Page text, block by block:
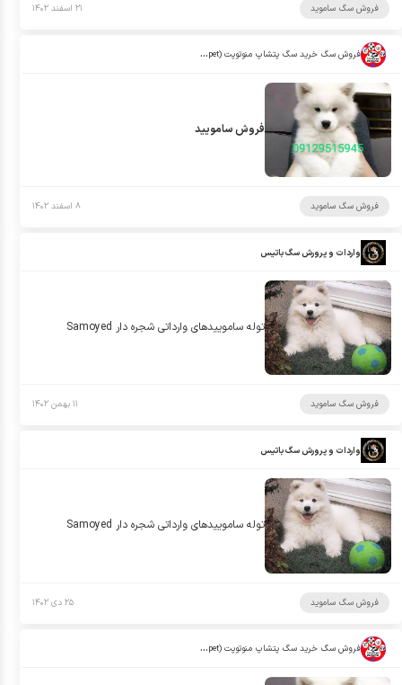
فروش سگ ساموید ۲۱ اسفند ۱۴۰۲
فروش سگ خرید سگ پتشاپ منوتوپت (manotopet)
فروش سامویید
فروش سگ ساموید ۸ اسفند ۱۴۰۲
واردات و پرورش سگ باتیس
توله ساموييدهاى وارداتى شجره دار Samoyed
فروش سگ ساموید ۱۱ بهمن ۱۴۰۲
واردات و پرورش سگ باتیس
توله ساموييدهاى وارداتى شجره دار Samoyed
فروش سگ ساموید ۲۵ دی ۱۴۰۲
فروش سگ خرید سگ پتشاپ منوتوپت (manotopet)